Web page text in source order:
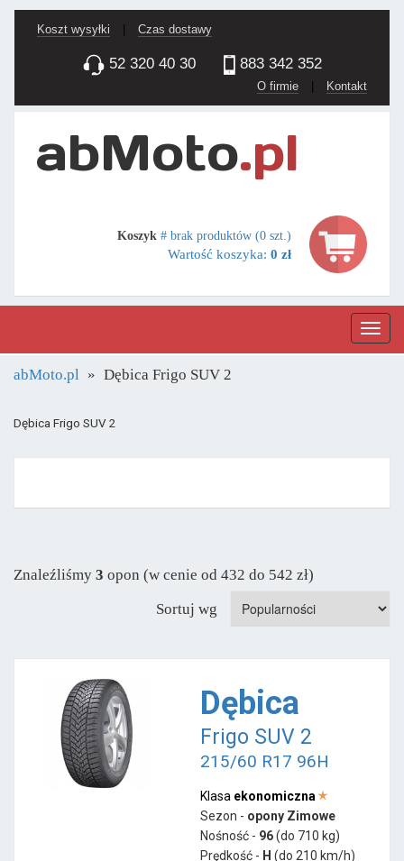
Koszt wysyłki Czas dostawy
52 320 40 30 883 342 352
O firmie | Kontakt
Koszyk # brak produktów (0 szt.)
Wartość koszyka: 0 zł
abMoto.pl Dębica Frigo SUV 2
Dębica Frigo SUV 2
Znaleźliśmy 3 opon (w cenie od 432 do 542 zł)
Sortuj wg
Dębica
Frigo SUV 2
215/60 R17 96H
Klasa ekonomiczna
Sezon - opony Zimowe
Nośność - 96(do 710 kg)
Prędkość - H (do 210 km/h)